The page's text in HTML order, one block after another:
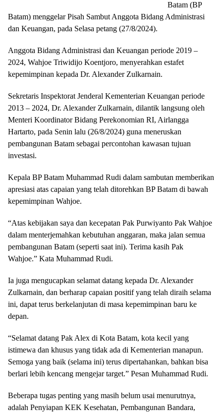
Batam (BP
Batam) menggelar Pisah Sambut Anggota Bidang Administrasi
dan Keuangan, pada Selasa petang (27/8/2024).
Anggota Bidang Administrasi dan Keuangan periode 2019 –
2024, Wahjoe Triwidijo Koentjoro, menyerahkan estafet
kepemimpinan kepada Dr. Alexander Zulkarnain.
Sekretaris Inspektorat Jenderal Kementerian Keuangan periode
2013 – 2024, Dr. Alexander Zulkarnain, dilantik langsung oleh
Menteri Koordinator Bidang Perekonomian RI, Airlangga
Hartarto, pada Senin lalu (26/8/2024) guna meneruskan
pembangunan Batam sebagai percontohan kawasan tujuan
investasi.
Kepala BP Batam Muhammad Rudi dalam sambutan memberikan
apresiasi atas capaian yang telah ditorehkan BP Batam di bawah
kepemimpinan Wahjoe.
“Atas kebijakan saya dan kecepatan Pak Purwiyanto Pak Wahjoe
dalam menterjemahkan kebutuhan anggaran, maka jalan semua
pembangunan Batam (seperti saat ini). Terima kasih Pak
Wahjoe.” Kata Muhammad Rudi.
Ia juga mengucapkan selamat datang kepada Dr. Alexander
Zulkarnain, dan berharap capaian positif yang telah diraih selama
ini, dapat terus berkelanjutan di masa kepemimpinan baru ke
depan.
“Selamat datang Pak Alex di Kota Batam, kota kecil yang
istimewa dan khusus yang tidak ada di Kementerian manapun.
Semoga yang baik (selama ini) terus dipertahankan, bahkan bisa
berlari lebih kencang mengejar target.” Pesan Muhammad Rudi.
Beberapa tugas penting yang masih belum usai menurutnya,
adalah Penyiapan KEK Kesehatan, Pembangunan Bandara,